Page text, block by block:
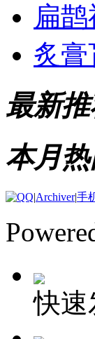
扁
炙膏
最新
本月
|Archiver|手
快速